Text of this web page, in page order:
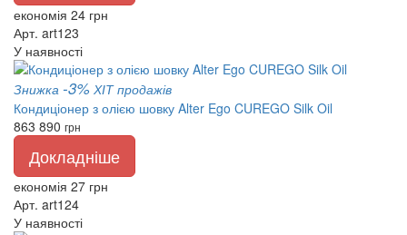
економія 24 грн
Арт. art123
У наявності
Знижка -3% ХІТ продажів
Кондиціонер з олією шовку Alter Ego CUREGO Silk Oil
863 890 грн
Докладніше
економія 27 грн
Арт. art124
У наявності